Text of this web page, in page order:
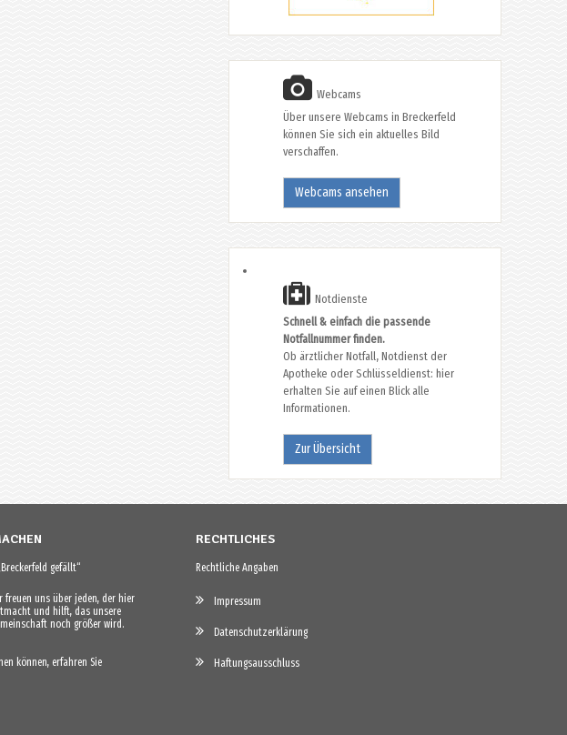
Webcams
Über unsere Webcams in Breckerfeld
können Sie sich ein aktuelles Bild
verschaffen.
Webcams ansehen
Notdienste
Schnell & einfach die passende
Notfallnummer finden.
Ob ärztlicher Notfall, Notdienst der
Apotheke oder Schlüsseldienst: hier
erhalten Sie auf einen Blick alle
Informationen.
Zur Übersicht
gefällt“
freuen uns über jeden, der hier
und hilft, das unsere
noch größer wird.
können, erfahren Sie
RECHTLICHES
Rechtliche Angaben
Impressum
Datenschutzerklärung
Haftungsausschluss